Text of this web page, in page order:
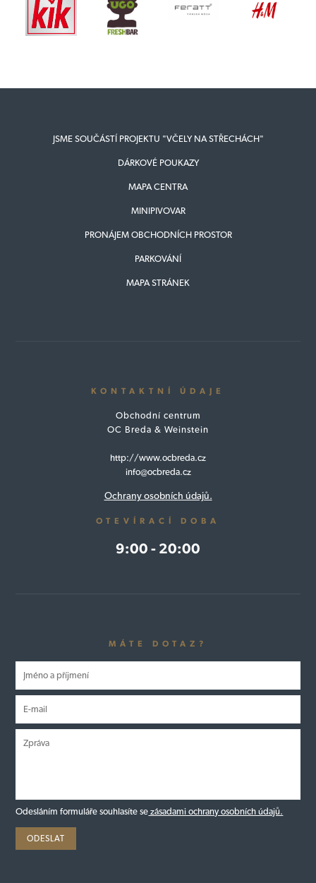
JSME SOUČÁSTÍ PROJEKTU "VČELY NA STŘECHÁCH"
DÁRKOVÉ POUKAZY
MAPA CENTRA
MINIPIVOVAR
PRONÁJEM OBCHODNÍCH PROSTOR
PARKOVÁNÍ
MAPA STRÁNEK
KONTAKTNÍ ÚDAJE
Obchodní centrum
OC Breda & Weinstein
http://www.ocbreda.cz
info@ocbreda.cz
Ochrany osobních údajů.
OTEVÍRACÍ DOBA
9:00 - 20:00
MÁTE DOTAZ?
Odesláním formuláře souhlasíte se zásadami ochrany osobních údajů.